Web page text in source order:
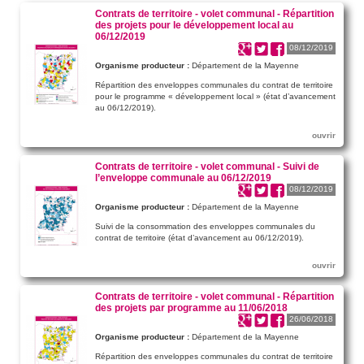
Contrats de territoire - volet communal - Répartition
des projets pour le développement local au
06/12/2019
08/12/2019
Organisme producteur : Département de la Mayenne
Répartition des enveloppes communales du contrat de territoire
pour le programme « développement local » (état d’avancement
au 06/12/2019).
ouvrir
Contrats de territoire - volet communal - Suivi de
l’enveloppe communale au 06/12/2019
08/12/2019
Organisme producteur : Département de la Mayenne
Suivi de la consommation des enveloppes communales du
contrat de territoire (état d’avancement au 06/12/2019).
ouvrir
Contrats de territoire - volet communal - Répartition
des projets par programme au 11/06/2018
26/06/2018
Organisme producteur : Département de la Mayenne
Répartition des enveloppes communales du contrat de territoire